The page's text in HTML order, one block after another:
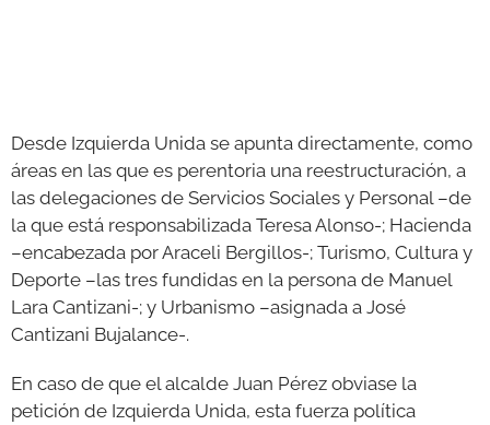
Desde Izquierda Unida se apunta directamente, como
áreas en las que es perentoria una reestructuración, a
las delegaciones de Servicios Sociales y Personal –de
la que está responsabilizada Teresa Alonso-; Hacienda
–encabezada por Araceli Bergillos-; Turismo, Cultura y
Deporte –las tres fundidas en la persona de Manuel
Lara Cantizani-; y Urbanismo –asignada a José
Cantizani Bujalance-.
En caso de que el alcalde Juan Pérez obviase la
petición de Izquierda Unida, esta fuerza política